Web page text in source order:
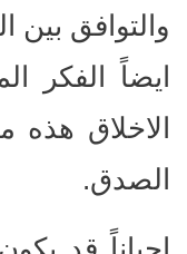
والتوافق بين
ايضاً الفكر
الاخلاق هذه
الصدق.